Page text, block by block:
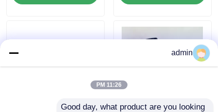
بالمنشار البنزين
منشار كهربائي
admin
11:26 PM
Good day, what product are you looking